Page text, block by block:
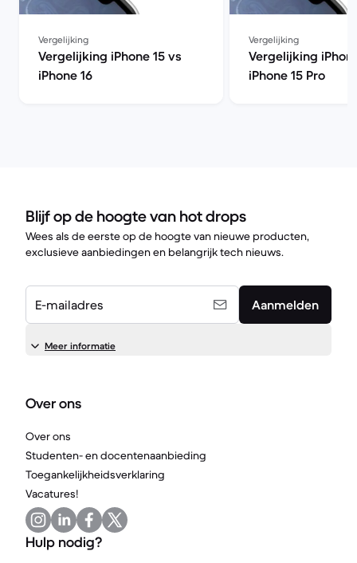
Vergelijking
Vergelijking iPhone 15 vs
iPhone 16
Vergelijking
Vergelijking
iPhone 15 Pro
Blijf op de hoogte van hot drops
Wees als de eerste op de hoogte van nieuwe producten,
exclusieve aanbiedingen en belangrijk tech nieuws.
E-mailadres Aanmelden
Meer informatie
Over ons
Over ons
Studenten- en docentenaanbieding
Toegankelijkheidsverklaring
Vacatures!
Hulp nodig?